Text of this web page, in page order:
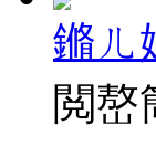
鏅ㄦ
閲嶅